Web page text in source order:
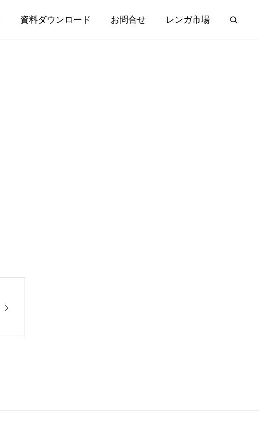
資料ダウンロード お問合せ レンガ市場